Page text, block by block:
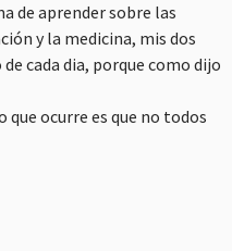
de aprender sobre las
y la medicina, mis dos
cada dia, porque como dijo
que ocurre es que no todos